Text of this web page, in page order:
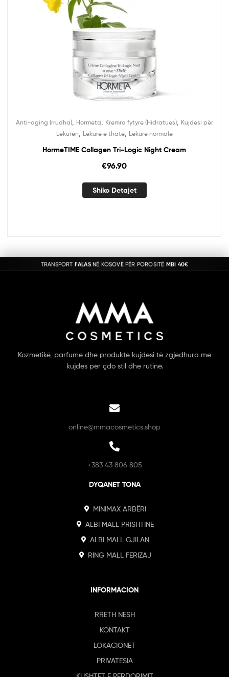
Anti-aging (rrudha), Hormeta Kremra fytyre (Hidratues), Kujdesi për
Lëkurën
Lëkurë e thatë, Lëkurë normale
HormeTIME Collagen Tri-Logic Night Cream
€96.90
Shiko Detajet
Kozmetikë, parfume dhe produkte kujdesi të zgjedhura me
kujdes për çdo stil dhe rutinë.
online@mmacosmetics.shop
+383 43 806 805
DYQANET TONA
MINIMAX ARBËRI
ALBI MALL PRISHTINE
ALBI MALL GJILAN
RING MALL FERIZAJ
INFORMACION
RRETH NESH
KONTAKT
LOKACIONET
PRIVATESIA
TRANSPORT FALASNË KOSOVË PËR POROSITË MBI 40€